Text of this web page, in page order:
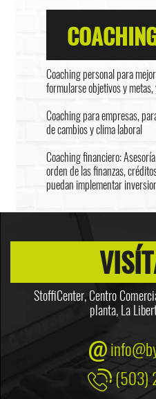
Coaching personal para
formularse objetivos y
Coaching para empresas,
de cambios y clima laboral
Coaching financiero:
orden de las finanzas,
puedan implementar
StoffiCenter, Centro
planta, La
(503)